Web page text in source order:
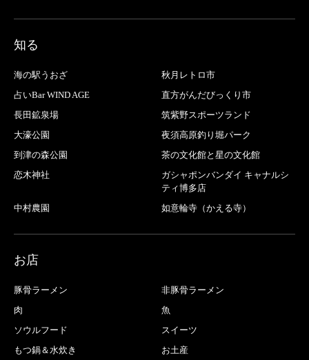
知る
海の駅うおざ
秋月レトロ市
占いBar WIND AGE
直方がんだびっくり市
長田鉱泉場
筑紫野スポーツランド
大濠公園
夜須高原釣り堀パーク
到津の森公園
茶の文化館と星の文化館
恋木神社
ガシャポンバンダイ キャナルシ
ティ博多店
中村農園
如意輪寺（かえる寺）
お店
豚骨ラーメン
非豚骨ラーメン
肉
魚
ソウルフード
スイーツ
もつ鍋＆水炊き
お土産